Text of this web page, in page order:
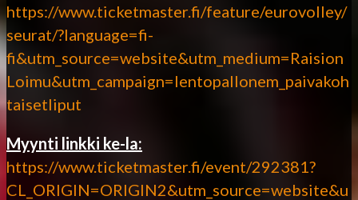
https://www.ticketmaster.fi/feature/eurovolley/
seurat/?language=fi-
fi&utm_source=website&utm_medium=Raision
Loimu&utm_campaign=lentopallonem_paivakoh
taisetliput
Myynti linkki ke-la:
https://www.ticketmaster.fi/event/292381?
CL_ORIGIN=ORIGIN2&utm_source=website&u